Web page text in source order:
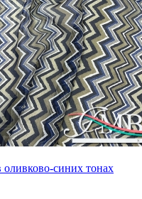
синих тонах